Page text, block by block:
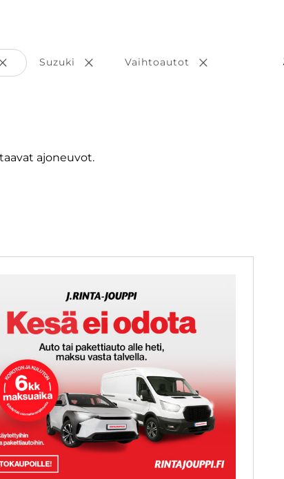
Poista valinta
Suzuki Poista valinta
Vaihtoautot Poista valinta
ajoneuvot.